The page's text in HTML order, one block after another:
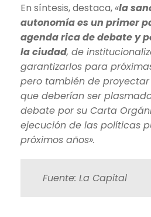
En síntesis, destaca, «la
autonomía es un primer
agenda rica de debate y
la ciudad, de
garantizarlos para
pero también de proyectar
que deberían ser
debate por su Carta
ejecución de las políticas
próximos años».
Fuente: La Capital